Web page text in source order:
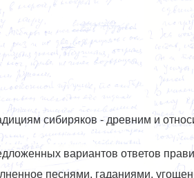
сибиряков - древним и
вариантов ответов
песнями, гаданиями,